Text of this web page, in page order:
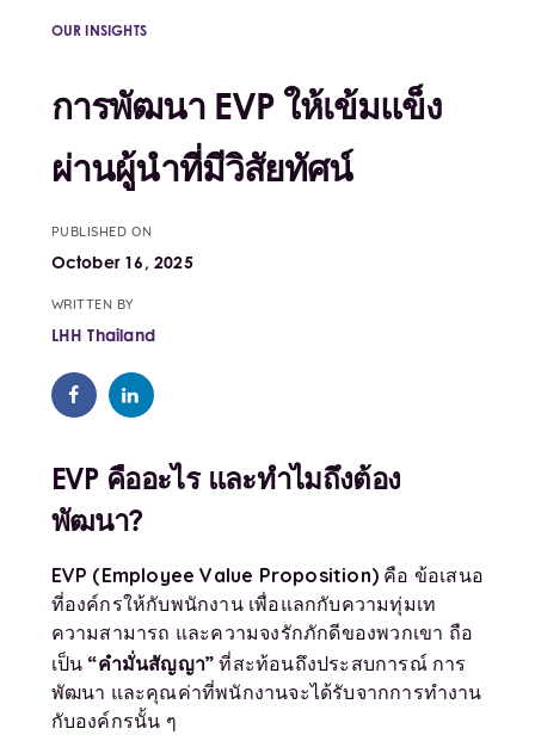
OUR INSIGHTS
การพัฒนา EVP ให้เข้มแข็ง
ผ่านผู้นำที่มีวิสัยทัศน์
PUBLISHED ON
October 16, 2025
WRITTEN BY
LHH Thailand
EVP คืออะไร และทำไมถึงต้อง
พัฒนา?
EVP (Employee Value Proposition)คือ ข้อเสนอ
ที่องค์กรให้กับพนักงาน เพื่อแลกกับความทุ่มเท
ความสามารถ และความจงรักภักดีของพวกเขา ถือ
เป็น “คำมั่นสัญญา” ที่สะท้อนถึงประสบการณ์ การ
พัฒนา และคุณค่าที่พนักงานจะได้รับจากการทำงาน
กับองค์กรนั้น ๆ